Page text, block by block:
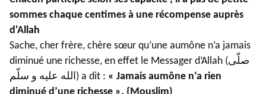
sommes chaque centimes à une récompense auprès
d'Allah
Sache, cher frère, chère sœur qu’une aumône n’a jamais
diminué une richesse, en effet le Messager d’Allah (صلّى
الله عليه و سلّم) a dit : « Jamais aumône n’a rien